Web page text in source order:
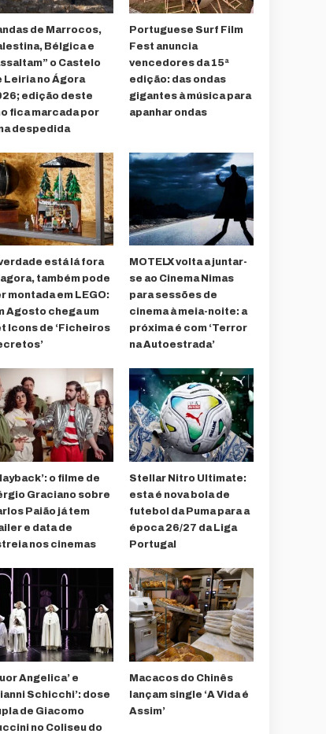
de Marrocos,
Bélgica e
o Castelo
Leiria no Ágora
edição deste
fica marcada por
despedida
Portuguese Surf Film
Fest anuncia
vencedores da 15ª
edição: das ondas
gigantes à música para
apanhar ondas
está lá fora
agora, também pode
montada em LEGO:
Agosto chega um
Icons de ‘Ficheiros
MOTELX volta a juntar-
se ao Cinema Nimas
para sessões de
cinema à meia-noite: a
próxima é com ‘Terror
na Autoestrada’
o filme de
Graciano sobre
Paião já tem
e data de
nos cinemas
Stellar Nitro Ultimate:
esta é nova bola de
futebol da Puma para a
época 26/27 da Liga
Portugal
Angelica’ e
Schicchi’: dose
de Giacomo
no Coliseu do
Macacos do Chinês
lançam single ‘A Vida é
Assim’